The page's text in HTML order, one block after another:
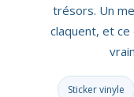
trésors. Un
claquent, et ce
Sticker vinyle